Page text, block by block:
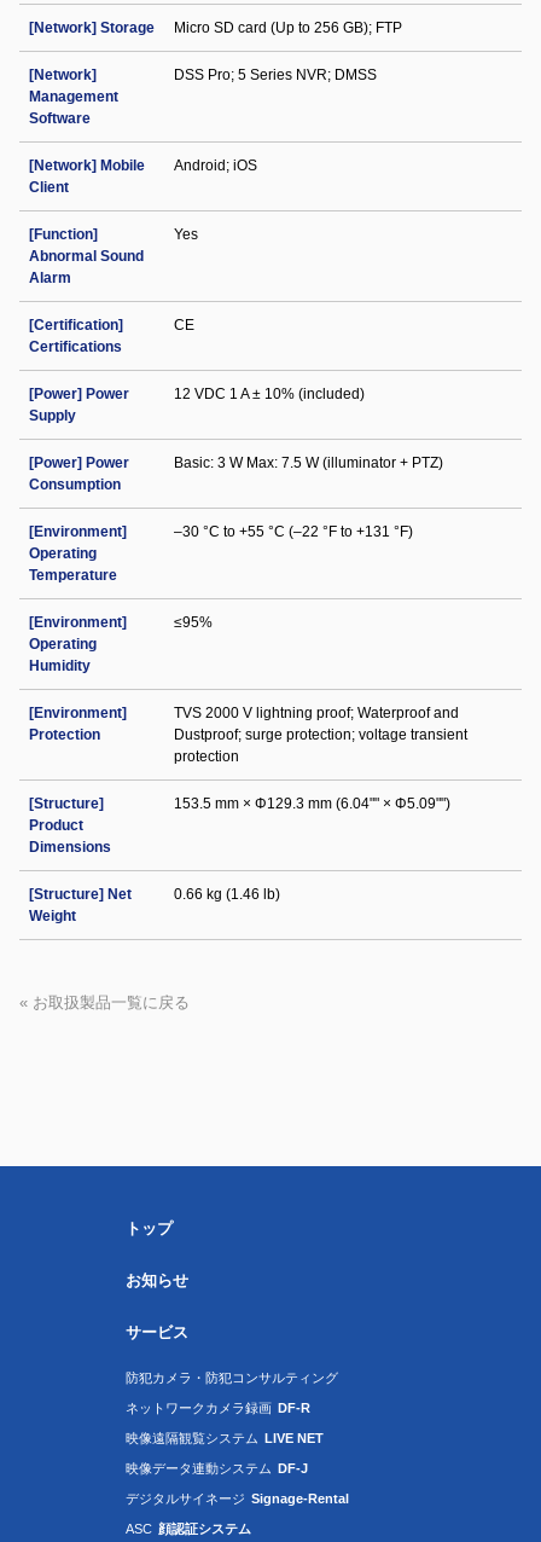
[Network] Storage Micro SD card (Up to 256 GB); FTP
[Network]
Management
Software
DSS Pro; 5 Series NVR; DMSS
[Network] Mobile
Client
Android; iOS
[Function]
Abnormal Sound
Alarm
Yes
[Certification]
Certifications
CE
[Power] Power
Supply
12 VDC 1 A ± 10% (included)
[Power] Power
Consumption
Basic: 3 W Max: 7.5 W (illuminator + PTZ)
[Environment]
Operating
Temperature
–30 °C to +55 °C (–22 °F to +131 °F)
[Environment]
Operating
Humidity
≤95%
[Environment]
Protection
TVS 2000 V lightning proof; Waterproof and
Dustproof; surge protection; voltage transient
protection
[Structure]
Product
Dimensions
153.5 mm × Φ129.3 mm (6.04"" × Φ5.09"")
[Structure] Net
Weight
0.66 kg (1.46 lb)
« お取扱製品一覧に戻る
トップ
お知らせ
サービス
防犯カメラ・防犯コンサルティング
ネットワークカメラ録画 DF-R
映像遠隔観覧システム LIVE NET
映像データ連動システム DF-J
デジタルサイネージ Signage-Rental
ASC 顔認証システム